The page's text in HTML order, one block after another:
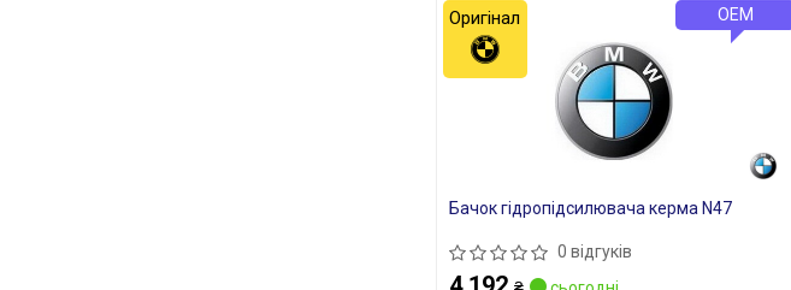
Бачок гідропідсилювача керма N47
0 відгуків
OEM
Оригінал